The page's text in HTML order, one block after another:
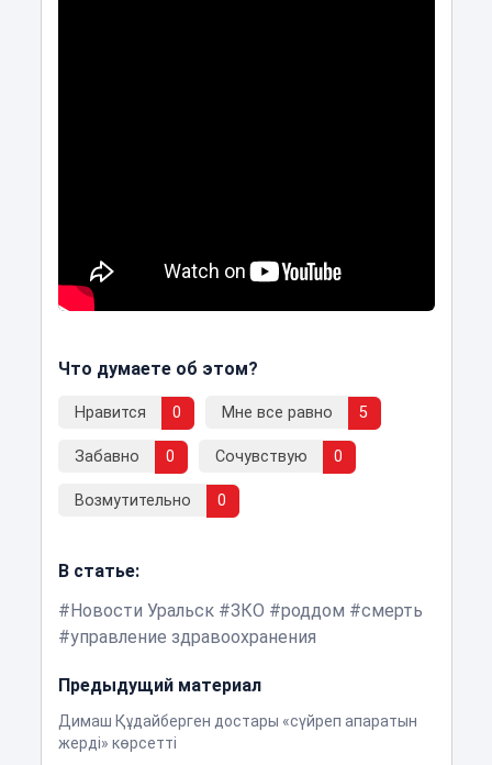
Что думаете об этом?
Нравится 0 Мне все равно 5
Забавно 0 Сочувствую 0
Возмутительно 0
В статье:
Новости Уральск
ЗКО роддом
смерть
управление здравоохранения
Предыдущий материал
Димаш Құдайберген достары «сүйреп апаратын
жерді» көрсетті